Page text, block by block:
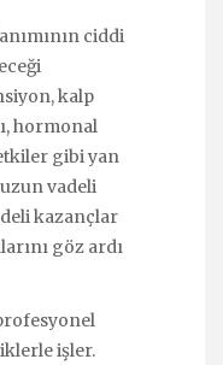
ciddi
kalp
hormonal
gibi yan
vadeli
kazançlar
göz ardı
işler.